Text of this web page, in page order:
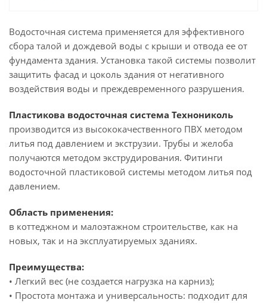
Водосточная система применяется для эффективного
сбора талой и дождевой воды с крыши и отвода ее от
фундамента здания. Установка такой системы позволит
защитить фасад и цоколь здания от негативного
воздействия воды и преждевременного разрушения.
Пластикова водосточная система Технониколь
производится из высококачественного ПВХ методом
литья под давлением и экструзии. Трубы и желоба
получаются методом экструдирования. Фитинги
водосточной пластиковой системы методом литья под
давлением.
Область применения:
в коттеджном и малоэтажном строительстве, как на
новых, так и на эксплуатируемых зданиях.
Преимущества:
• Легкий вес (не создается нагрузка на карниз);
• Простота монтажа и универсальность: подходит для